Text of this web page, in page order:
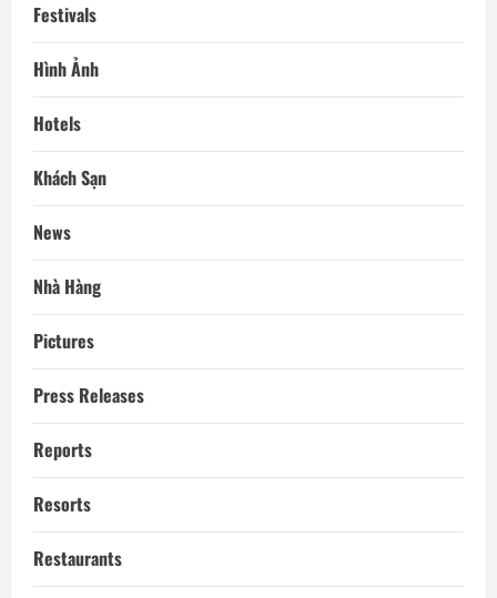
Festivals
Hình Ảnh
Hotels
Khách Sạn
News
Nhà Hàng
Pictures
Press Releases
Reports
Resorts
Restaurants